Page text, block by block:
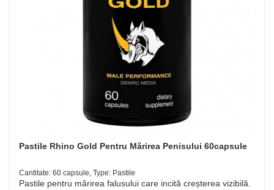
Pastile Rhino Gold Pentru Mărirea Penisului 60capsule
Cantitate: 60 capsule, Type: Pastile
Pastile pentru mărirea falusului care incită creșterea vizibilă.